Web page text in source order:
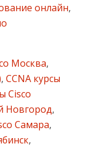
онлайн,
Москва,
, CCNA курсы
Cisco
Новгород,
Самара,
,